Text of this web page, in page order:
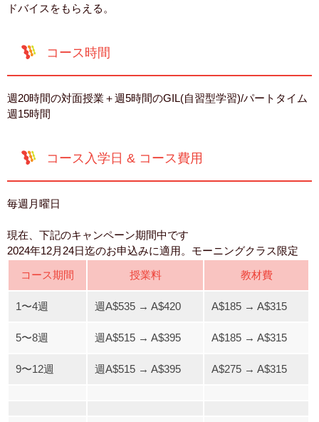
ドバイスをもらえる。
コース時間
週20時間の対面授業＋週5時間のGIL(自習型学習)/パートタイム
週15時間
コース入学日 & コース費用
毎週月曜日
現在、下記のキャンペーン期間中です
2024年12月24日迄のお申込みに適用。モーニングクラス限定
コース期間
授業料 教材費
1〜4週 週A$535 → A$420 A$185 → A$315
5〜8週 週A$515 → A$395 A$185 → A$315
9〜12週 週A$515 → A$395 A$275 → A$315